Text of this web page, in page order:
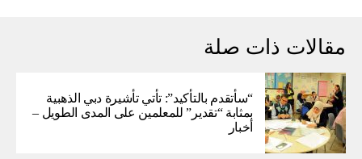
مقالات ذات صلة
“سأتقدم بالتأكيد”: تأتي تأشيرة دبي الذهبية
بمثابة “تقدير” للمعلمين على المدى الطويل –
أخبار